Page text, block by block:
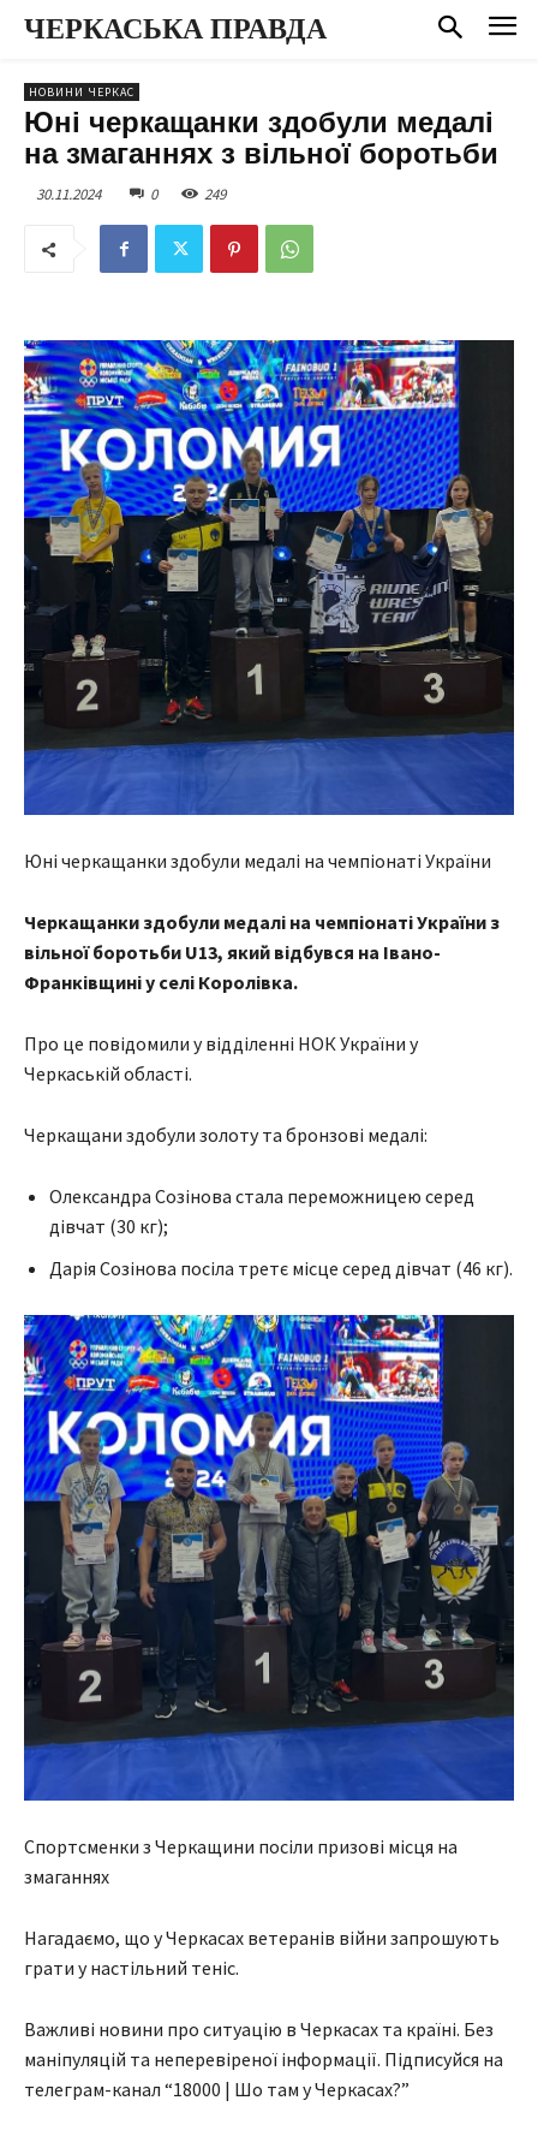
ЧЕРКАСЬКА ПРАВДА
НОВИНИ ЧЕРКАС
Юні черкащанки здобули медалі
на змаганнях з вільної боротьби
30.11.2024 0 249
Юні черкащанки здобули медалі на чемпіонаті України
Черкащанки здобули медалі на чемпіонаті України з
вільної боротьби U13, який відбувся на Івано-
Франківщині у селі Королівка.
Про це повідомили у відділенні НОК України у
Черкаській області.
Черкащани здобули золоту та бронзові медалі:
Олександра Созінова стала переможницею серед
дівчат (30 кг);
Дарія Созінова посіла третє місце серед дівчат (46 кг).
Спортсменки з Черкащини посіли призові місця на
змаганнях
Нагадаємо, що у Черкасах ветеранів війни запрошують
грати у настільний теніс.
Важливі новини про ситуацію в Черкасах та країні. Без
маніпуляцій та неперевіреної інформації. Підписуйся на
телеграм-канал “18000 | Шо там у Черкасах?”